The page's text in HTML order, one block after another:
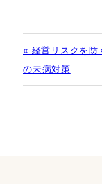
« 経営リスクを防
の未病対策